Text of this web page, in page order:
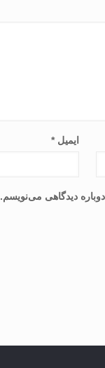
ایمیل*
دیدگاهی می‌نویسم.